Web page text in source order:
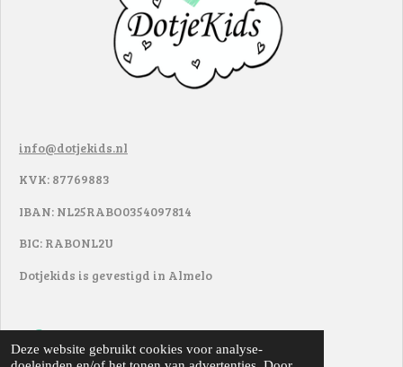
Deze website gebruikt cookies voor analyse-
info@dotjekids.nl
KVK: 87769883
IBAN: NL25RABO0354097814
BIC: RABONL2U
Dotjekids is gevestigd in Almelo
F
a
I
n